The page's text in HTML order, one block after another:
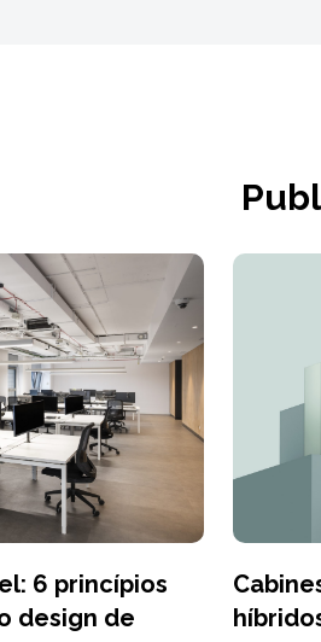
6 princípios
design de